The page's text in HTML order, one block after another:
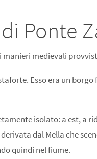
Ponte
manieri medievali
Esso era un
isolato: a est, a
dal Mella che
quindi nel fiume.